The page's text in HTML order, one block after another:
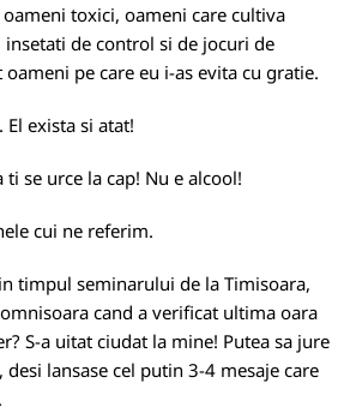
toxici, oameni care cultiva
de control si de jocuri de
pe care eu i-as evita cu gratie.
exista si atat!
se urce la cap! Nu e alcool!
cui ne referim.
timpul seminarului de la Timisoara,
cand a verificat ultima oara
S-a uitat ciudat la mine! Putea sa jure
lansase cel putin 3-4 mesaje care